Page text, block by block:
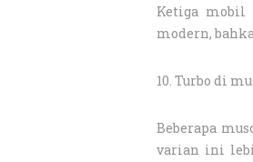
Ketiga mobil
modern,
10. Turbo di
Beberapa
varian ini